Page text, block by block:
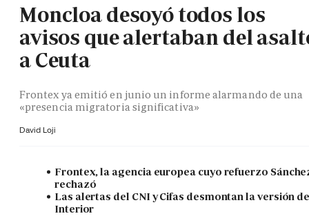
Moncloa desoyó todos los
avisos que alertaban del
a Ceuta
Frontex ya emitió en junio un informe alarmando de una
«presencia migratoria significativa»
David Loji
Frontex, la agencia europea cuyo refuerzo
rechazó
Las alertas del CNI y Cifas desmontan la versión
Interior